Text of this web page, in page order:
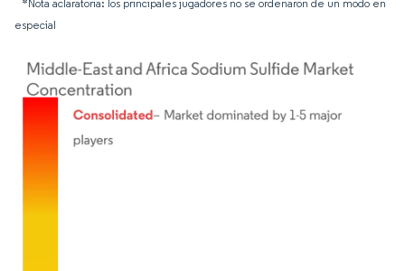
*Nota aclaratoria: los principales jugadores no se ordenaron de un modo en
especial